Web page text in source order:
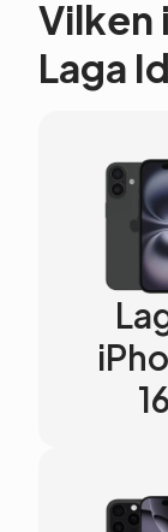
Vilken
Laga
16